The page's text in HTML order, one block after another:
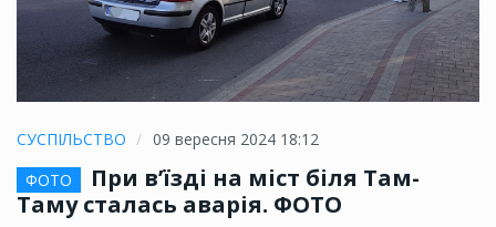
СУСПІЛЬСТВО
09 вересня 2024 18:12
ФОТО
При в’їзді на міст біля Там-
Таму сталась аварія. ФОТО